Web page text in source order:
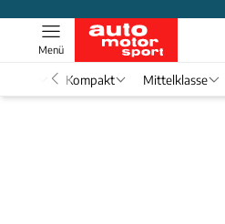
Menü
Kompakt Mittelklasse